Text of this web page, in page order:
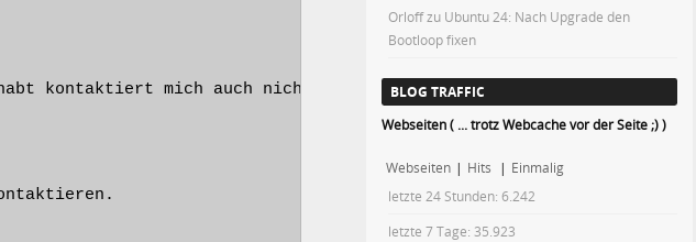
kontaktiert mich auch nicht!
Orloffzu Ubuntu 24: Nach Upgrade den
Bootloop fixen
BLOG TRAFFIC
Webseiten ( ... trotz Webcache vor der Seite ;) )
Webseiten | Hits | Einmalig
letzte 24 Stunden:6.242
letzte 7 Tage: 35.923